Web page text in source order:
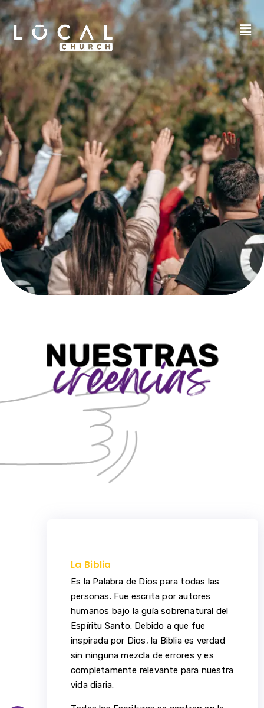
La Biblia
Es la Palabra de Dios para todas las
personas. Fue escrita por autores
humanos bajo la guía sobrenatural del
Espíritu Santo. Debido a que fue
inspirada por Dios, la Biblia es verdad
sin ninguna mezcla de errores y es
completamente relevante para nuestra
vida diaria.